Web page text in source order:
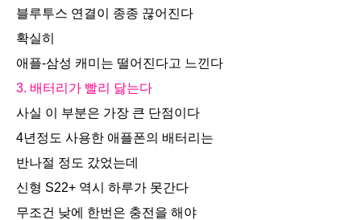
블루투스 연결이 종종 끊어진다
확실히
애플-삼성 캐미는 떨어진다고 느낀다
3. 배터리가 빨리 닳는다
사실 이 부분은 가장 큰 단점이다
4년정도 사용한 애플폰의 배터리는
반나절 정도 갔었는데
신형 S22+ 역시 하루가 못간다
무조건 낮에 한번은 충전을 해야